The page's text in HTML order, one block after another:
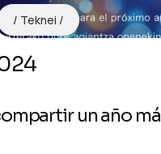
Teknei
un año